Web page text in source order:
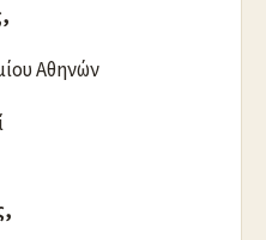
Αθηνών